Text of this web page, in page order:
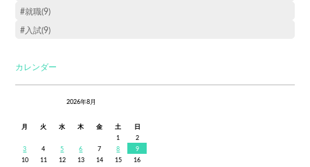
#就職(9)
#入試(9)
カレンダー
2026年8月
月 火 水 木 金 土
日
1
2
3
4 5 6 7 8
9
10
11 12 13 14 15
16